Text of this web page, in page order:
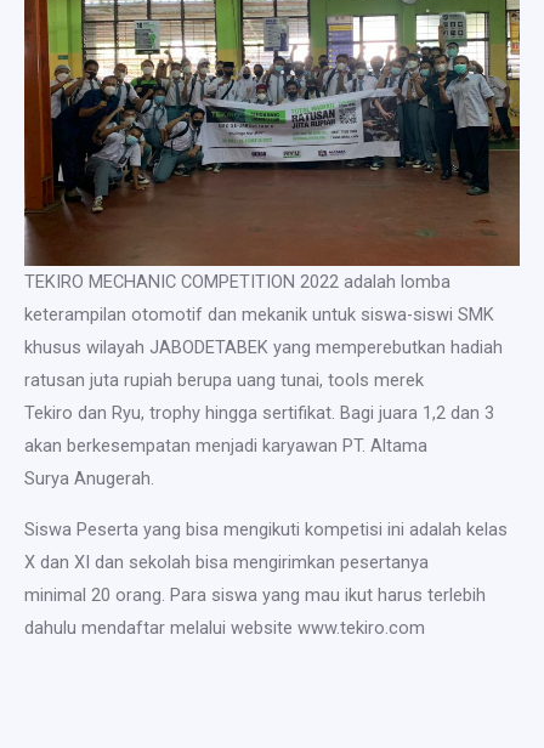
TEKIRO MECHANIC COMPETITION 2022 adalah lomba
keterampilan otomotif dan mekanik untuk siswa-siswi SMK
khusus wilayah JABODETABEK yang memperebutkan hadiah
ratusan juta rupiah berupa uang tunai, tools merek
Tekiro dan Ryu, trophy hingga sertifikat. Bagi juara 1,2 dan 3
akan berkesempatan menjadi karyawan PT. Altama
Surya Anugerah.
Siswa Peserta yang bisa mengikuti kompetisi ini adalah kelas
X dan XI dan sekolah bisa mengirimkan pesertanya
minimal 20 orang. Para siswa yang mau ikut harus terlebih
dahulu mendaftar melalui website www.tekiro.com